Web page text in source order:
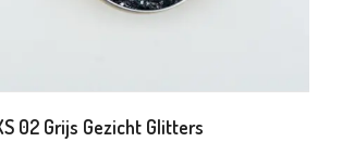
02 Grijs Gezicht Glitters